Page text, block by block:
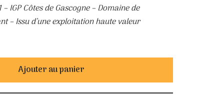
IGP Côtes de Gascogne – Domaine de
– Issu d’une exploitation haute valeur
Ajouter au panier